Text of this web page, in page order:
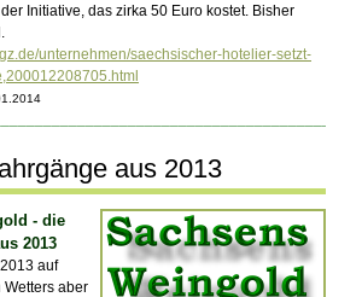
Initiative, das zirka 50 Euro kostet. Bisher
unternehmen/saechsischer-hotelier-setzt-
aus 2013
- die
2013
auf
aber